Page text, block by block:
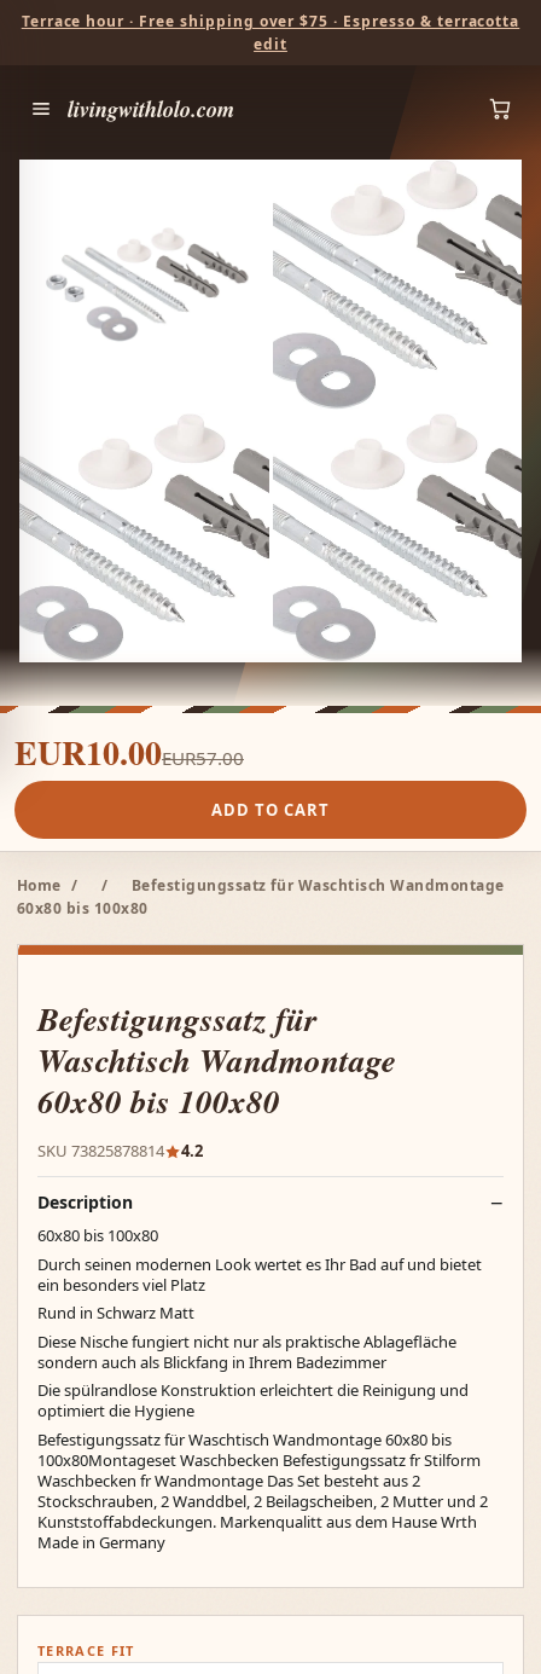
Terrace hour · Free shipping over $75 · Espresso & terracotta
edit
livingwithlolo.com
EUR10.00EUR57.00
ADD TO CART
Home / /
Befestigungssatz für Waschtisch Wandmontage
60x80 bis 100x80
Befestigungssatz für
Waschtisch Wandmontage
60x80 bis 100x80
SKU 73825878814 4.2
Description
60x80 bis 100x80
Durch seinen modernen Look wertet es Ihr Bad auf und bietet
ein besonders viel Platz
Rund in Schwarz Matt
Diese Nische fungiert nicht nur als praktische Ablagefläche
sondern auch als Blickfang in Ihrem Badezimmer
Die spülrandlose Konstruktion erleichtert die Reinigung und
optimiert die Hygiene
Befestigungssatz für Waschtisch Wandmontage 60x80 bis
100x80Montageset Waschbecken Befestigungssatz fr Stilform
Waschbecken fr Wandmontage Das Set besteht aus 2
Stockschrauben, 2 Wanddbel, 2 Beilagscheiben, 2 Mutter und 2
Kunststoffabdeckungen. Markenqualitt aus dem Hause Wrth
Made in Germany
TERRACE FIT